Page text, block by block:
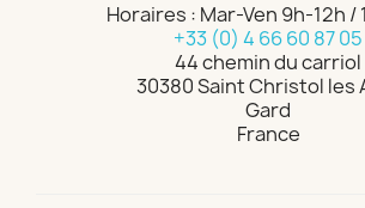
Horaires : Mar-Ven 9h-12h /
+33 (0) 4 66 60 87 05
44 chemin du carriol
30380 Saint Christol les
Gard
France